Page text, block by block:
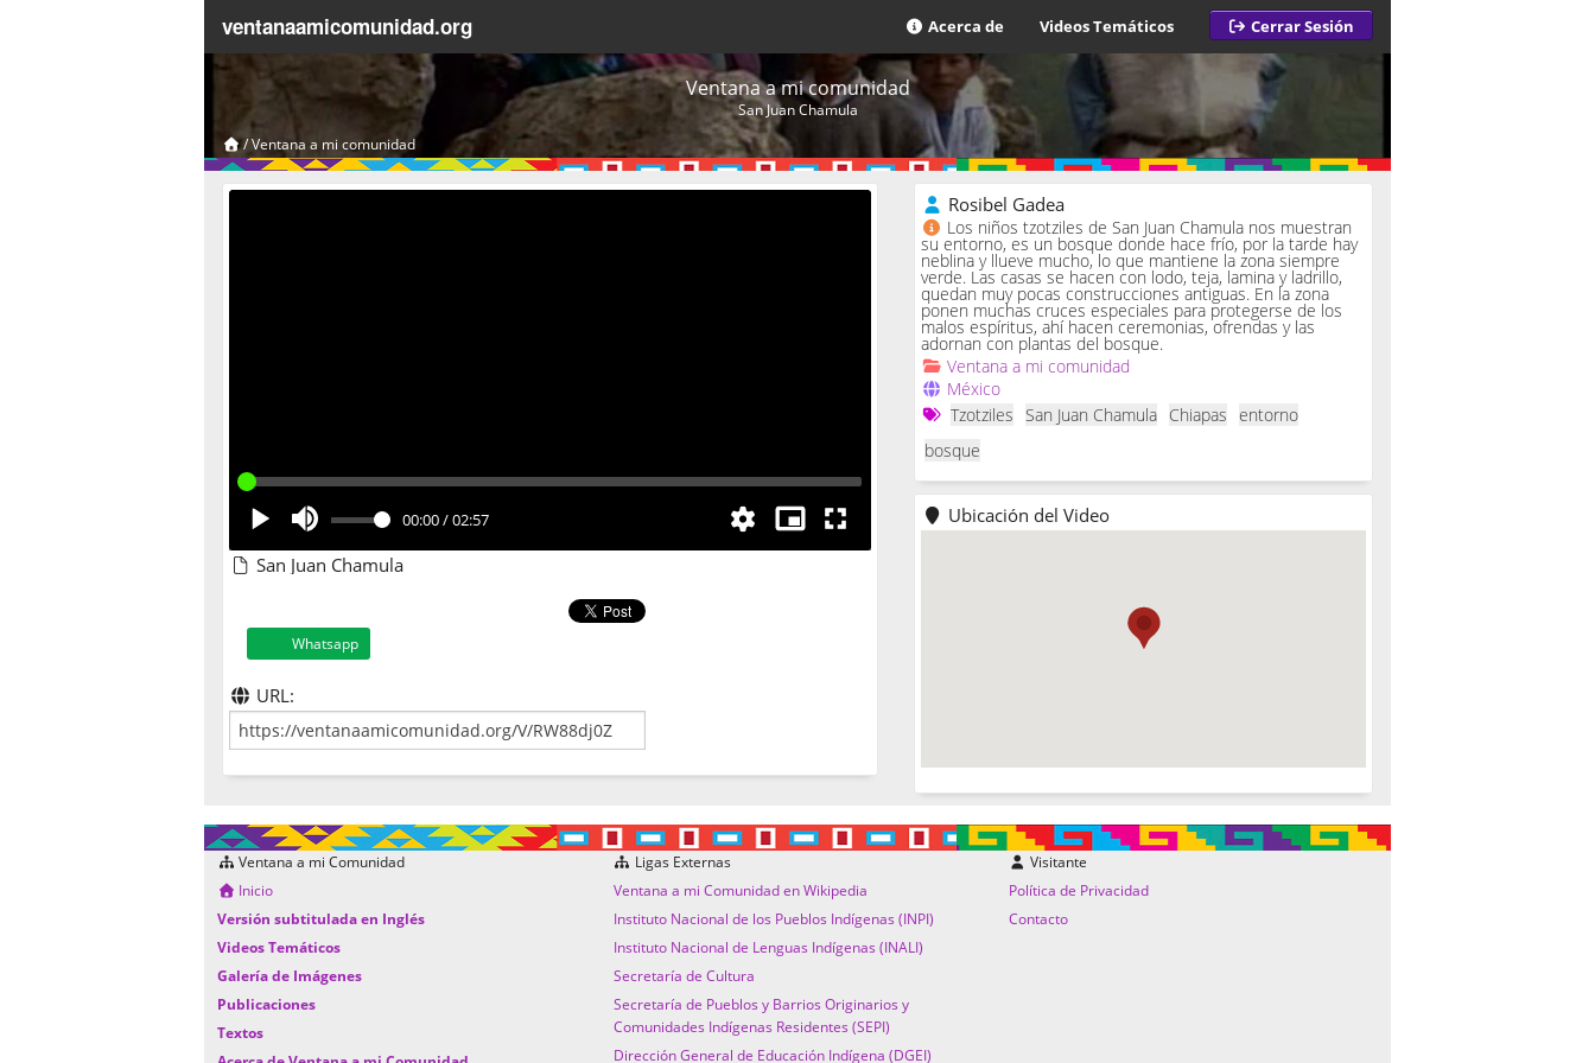
ventanaamicomunidad.org Acerca de Videos Temáticos Cerrar Sesión
Ventana a mi comunidad
San Juan Chamula
/Ventana a mi comunidad
00:00/02:57
San Juan Chamula
Whatsapp
URL:
Rosibel Gadea
Los niños tzotziles de San Juan Chamula nos muestran
su entorno, es un bosque donde hace frío, por la tarde hay
neblina y llueve mucho, lo que mantiene la zona siempre
verde. Las casas se hacen con lodo, teja, lamina y ladrillo,
quedan muy pocas construcciones antiguas. En la zona
ponen muchas cruces especiales para protegerse de los
malos espíritus, ahí hacen ceremonias, ofrendas y las
adornan con plantas del bosque.
Ventana a mi comunidad
México
Tzotziles San Juan Chamula Chiapas entorno
bosque
Ubicación del Video
Ventana a mi Comunidad
Inicio
Versión subtitulada en Inglés
Videos Temáticos
Galería de Imágenes
Publicaciones
Textos
Ligas Externas
Ventana a mi Comunidad en Wikipedia
Instituto Nacional de los Pueblos Indígenas (INPI)
Instituto Nacional de Lenguas Indígenas (INALI)
Secretaría de Cultura
Secretaría de Pueblos y Barrios Originarios y
Comunidades Indígenas Residentes (SEPI)
Dirección General de Educación Indígena (DGEI)
Visitante
Política de Privacidad
Contacto